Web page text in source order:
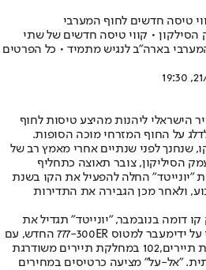
טיסה חדשים לחוף המערבי
הסילקון • קווי טיסה חדשים של שתי
בארה"ב לנגיש מתמיד • כל הפרטים
21/
הישראלי ליהנות מהיצע טיסות לחוף
על החוף המזרחי מוכה הסופות.
שנחנך לפני שנתיים אחרי מאמץ רב של
הסיליקון, צובר תאוצה כתחליף
"יונייטד" החלה להפעיל את הקו בשנת
ולאחר מכן הגבירה את התדירות
דומה בנובמבר, "יונייטד" תגדיל את
מעבר למטוס 777-300ER החדש, עם
102 במחלקת תיירים משודרגת
"אל-על" מציעה כרטיסים במחירים